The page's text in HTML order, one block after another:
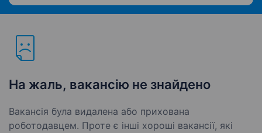
На жаль, вакансію не знайдено
Вакансія була видалена або прихована
роботодавцем. Проте є інші хороші вакансії, які